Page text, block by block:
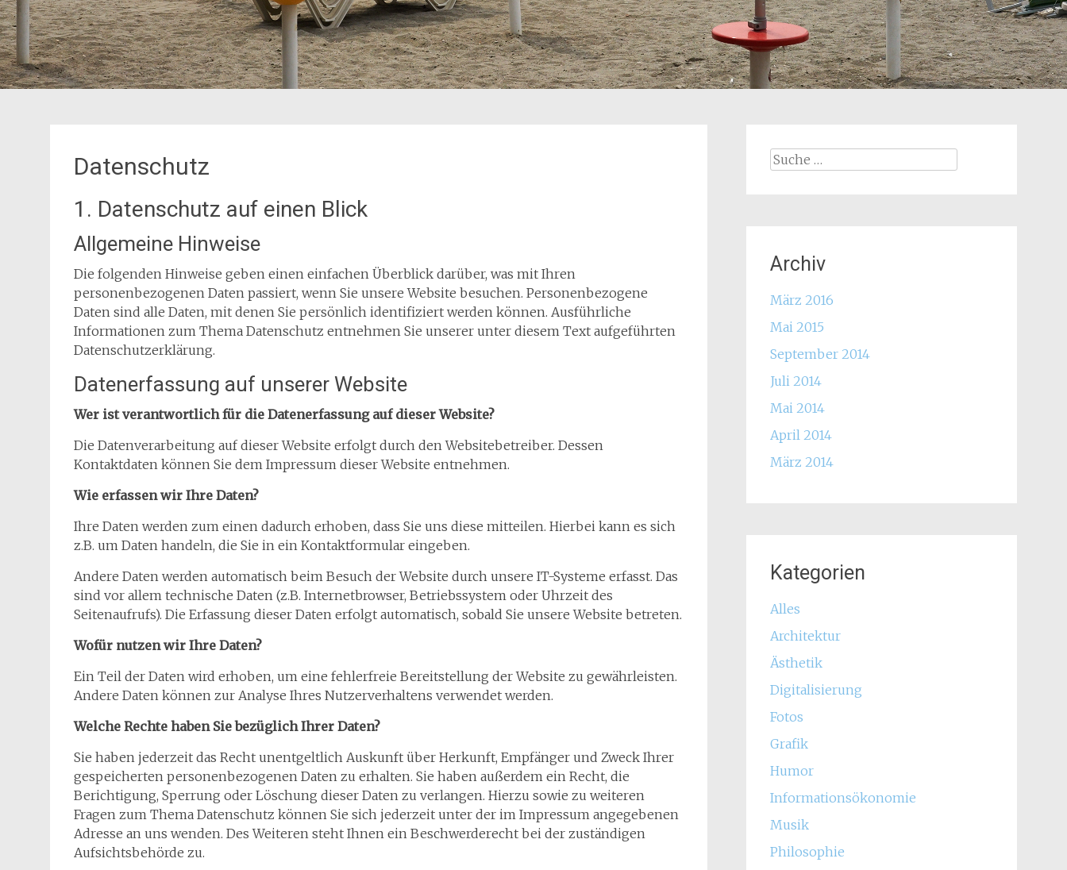
Datenschutz
1. Datenschutz auf einen Blick
Allgemeine Hinweise
Die folgenden Hinweise geben einen einfachen Überblick darüber, was mit Ihren
personenbezogenen Daten passiert, wenn Sie unsere Website besuchen. Personenbezogene
Daten sind alle Daten, mit denen Sie persönlich identifiziert werden können. Ausführliche
Informationen zum Thema Datenschutz entnehmen Sie unserer unter diesem Text aufgeführten
Datenschutzerklärung.
Datenerfassung auf unserer Website
Wer ist verantwortlich für die Datenerfassung auf dieser Website?
Die Datenverarbeitung auf dieser Website erfolgt durch den Websitebetreiber. Dessen
Kontaktdaten können Sie dem Impressum dieser Website entnehmen.
Wie erfassen wir Ihre Daten?
Ihre Daten werden zum einen dadurch erhoben, dass Sie uns diese mitteilen. Hierbei kann es sich
z.B. um Daten handeln, die Sie in ein Kontaktformular eingeben.
Andere Daten werden automatisch beim Besuch der Website durch unsere IT-Systeme erfasst. Das
sind vor allem technische Daten (z.B. Internetbrowser, Betriebssystem oder Uhrzeit des
Seitenaufrufs). Die Erfassung dieser Daten erfolgt automatisch, sobald Sie unsere Website betreten.
Wofür nutzen wir Ihre Daten?
Ein Teil der Daten wird erhoben, um eine fehlerfreie Bereitstellung der Website zu gewährleisten.
Andere Daten können zur Analyse Ihres Nutzerverhaltens verwendet werden.
Welche Rechte haben Sie bezüglich Ihrer Daten?
Sie haben jederzeit das Recht unentgeltlich Auskunft über Herkunft, Empfänger und Zweck Ihrer
gespeicherten personenbezogenen Daten zu erhalten. Sie haben außerdem ein Recht, die
Berichtigung, Sperrung oder Löschung dieser Daten zu verlangen. Hierzu sowie zu weiteren
Fragen zum Thema Datenschutz können Sie sich jederzeit unter der im Impressum angegebenen
Adresse an uns wenden. Des Weiteren steht Ihnen ein Beschwerderecht bei der zuständigen
Aufsichtsbehörde zu.
Suche
Archiv
März 2016
Mai 2015
September 2014
Juli 2014
Mai 2014
April 2014
März 2014
Kategorien
Alles
Architektur
Ästhetik
Digitalisierung
Fotos
Grafik
Humor
Informationsökonomie
Musik
Philosophie